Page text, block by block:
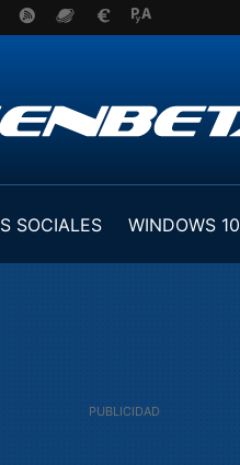
SOCIALES WINDOWS 10